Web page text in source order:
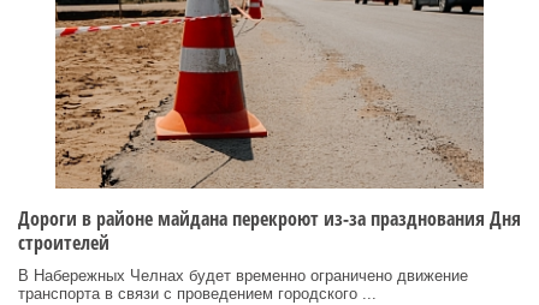
Дороги в районе майдана перекроют из-за празднования Дня
строителей
В Набережных Челнах будет временно ограничено движение
транспорта в связи с проведением городского ...